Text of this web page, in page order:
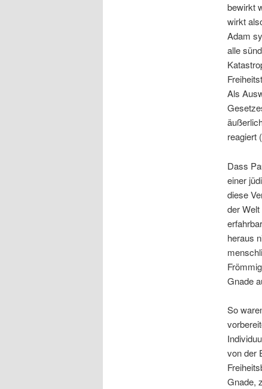
bewirkt
wirkt
Adam
alle
Als
reagiert
Dass
einer
diese
der
heraus
Gnade
So
von der
Gnade,